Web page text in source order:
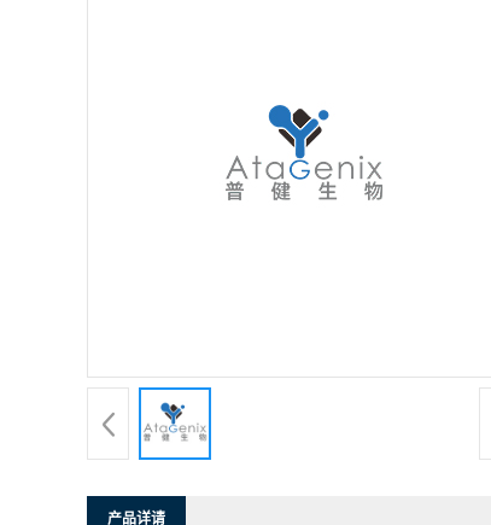
产品详请